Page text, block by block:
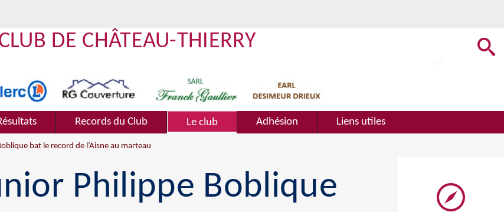
DE CHÂTEAU-THIERRY
Records du Club Le club Adhésion Liens utiles
bat le record de l’Aisne au marteau
Philippe Boblique